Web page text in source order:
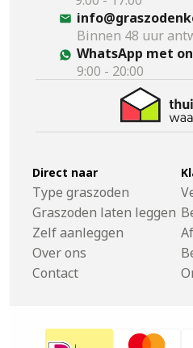
Binnen 48 uur
WhatsApp met
9:00 - 20:00
Direct naar
Type graszoden
Graszoden laten leggen
Zelf aanleggen
Over ons
Contact